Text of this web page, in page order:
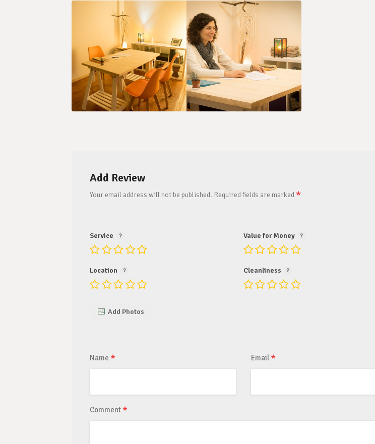
Add Review
Your email address will not be published. Required fields are marked *
Service Value for Money
Location Cleanliness
Add Photos
Name * Email *
Comment *